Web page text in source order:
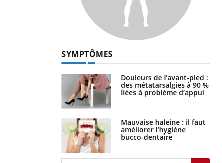
SYMPTÔMES
Douleurs de l’avant-pied :
des métatarsalgies à 90 %
liées à problème d’appui
Mauvaise haleine : il faut
améliorer l’hygiène
bucco-dentaire